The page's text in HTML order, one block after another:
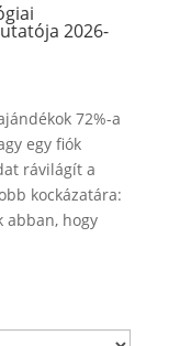
2026-
72%-a
egy fiók
rávilágít a
kockázatára:
abban, hogy